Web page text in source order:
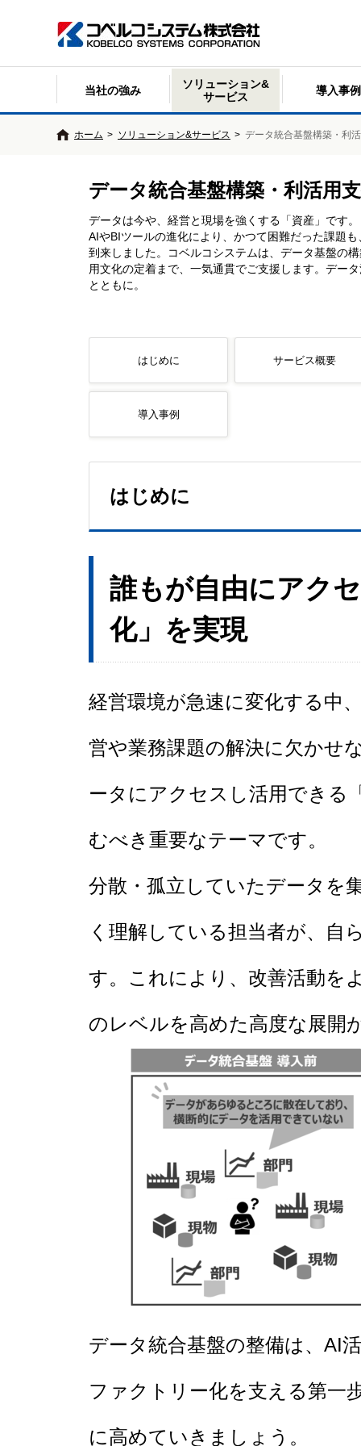
当社の強み
ソリューション&
サービス
導入事例
ホーム > ソリューション&サービス > データ統合基盤構築・利
データ統合基盤構築・利活用
データは今や、経営と現場を強くする「資産」です。
AIやBIツールの進化により、かつて困難だった課題
到来しました。コベルコシステムは、データ基盤の
用文化の定着まで、一気通貫でご支援します。デー
とともに。
はじめに サービス概要
導入事例
はじめに
誰もが自由にアク
化」を実現
経営環境が急速に変化する中
営や業務課題の解決に欠かせ
ータにアクセスし活用できる
むべき重要なテーマです。
分散・孤立していたデータを
く理解している担当者が、自
す。これにより、改善活動を
のレベルを高めた高度な展開
データ統合基盤の整備は、AI
ファクトリー化を支える第一
に高めていきましょう。